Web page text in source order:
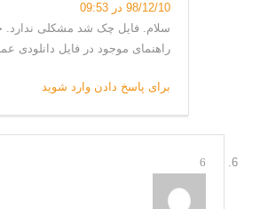
98/12/10 در 09:53
سلام. فایل چک شد مشکلی ندارد.
راهنمای موجود در فایل دانلودی
برای پاسخ دادن وارد شوید
6